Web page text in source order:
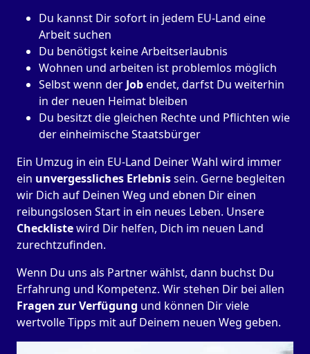
Du kannst Dir sofort in jedem EU-Land eine
Arbeit suchen
Du benötigst keine Arbeitserlaubnis
Wohnen und arbeiten ist problemlos möglich
Selbst wenn der Jobendet, darfst Du weiterhin
in der neuen Heimat bleiben
Du besitzt die gleichen Rechte und Pflichten wie
der einheimische Staatsbürger
Ein Umzug in ein EU-Land Deiner Wahl wird immer
ein unvergessliches Erlebnissein. Gerne begleiten
wir Dich auf Deinen Weg und ebnen Dir einen
reibungslosen Start in ein neues Leben. Unsere
Checklistewird Dir helfen, Dich im neuen Land
zurechtzufinden.
Wenn Du uns als Partner wählst, dann buchst Du
Erfahrung und Kompetenz. Wir stehen Dir bei allen
Fragen zur Verfügung und können Dir viele
wertvolle Tipps mit auf Deinem neuen Weg geben.